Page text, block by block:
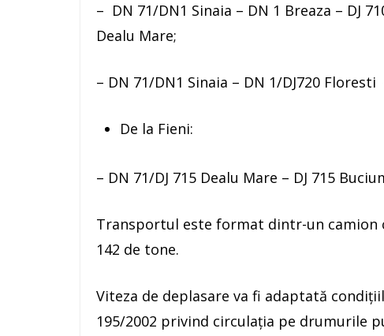
– DN 71/DN1 Sinaia – DN 1 Breaza – DJ
Dealu Mare;
– DN 71/DN1 Sinaia – DN 1/DJ720
De la Fieni:
– DN 71/DJ 715 Dealu Mare – DJ 715
Transportul este format dintr-un camion
142 de tone.
Viteza de deplasare va fi adaptată
195/2002 privind circulația pe drumurile